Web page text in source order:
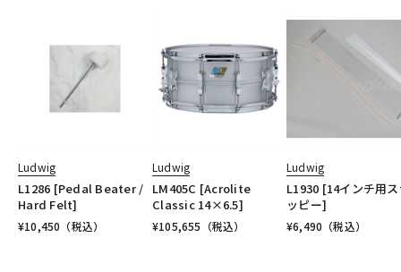
Ludwig
L1286 [Pedal Beater /
Hard Felt]
¥10,450 （税込）
Ludwig
LM405C [Acrolite
Classic 14×6.5]
¥105,655 （税込）
Ludwig
L1930 [14インチ用
ッピー]
¥6,490 （税込）